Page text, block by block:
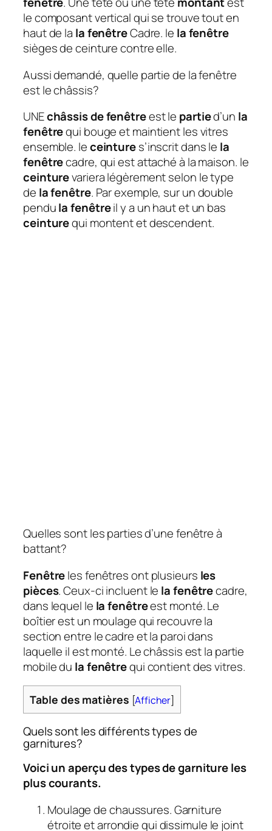
le composant vertical qui se trouve tout en
haut de la la fenêtreCadre. le la fenêtre
sièges de ceinture contre elle.
Aussi demandé, quelle partie de la fenêtre
est le châssis?
UNEchâssis de fenêtreest le partied’un la
fenêtrequi bouge et maintient les vitres
ensemble. leceintures’inscrit dans le la
fenêtrecadre, qui est attaché à la maison. le
ceinturevariera légèrement selon le type
de la fenêtre. Par exemple, sur un double
pendula fenêtreil y a un haut et un bas
ceinturequi montent et descendent.
Quelles sont les parties d’une fenêtre à
battant?
Fenêtreles fenêtres ont plusieurs les
pièces. Ceux-ci incluent le la fenêtrecadre,
dans lequel le la fenêtreest monté. Le
boîtier est un moulage qui recouvre la
section entre le cadre et la paroi dans
laquelle il est monté. Le châssis est la partie
mobile du la fenêtrequi contient des vitres.
Table des matières [Afficher]
Quels sont les différents types de
garnitures?
Voici un aperçu des types de garniture les
plus courants.
Moulage de chaussures. Garniture
étroite et arrondie qui dissimule le joint